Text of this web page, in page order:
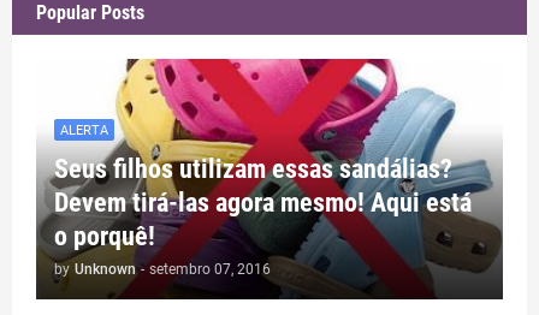
Popular Posts
ALERTA
Seus filhos utilizam essas sandálias?
Devem tirá-las agora mesmo! Aqui está
o porquê!
by Unknown - setembro 07, 2016